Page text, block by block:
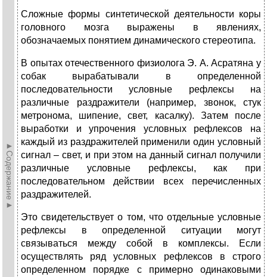
►Содержание►
Сложные формы синтетической деятельности коры
головного мозга выражены в явлениях,
обозначаемых понятием динамического стереотипа.
В опытах отечественного физиолога Э. А. Асратяна у
собак вырабатывали в определенной
последовательности условные рефлексы на
различные раздражители (например, звонок, стук
метронома, шипение, свет, касалку). Затем после
выработки и упрочения условных рефлексов на
каждый из раздражителей применили один условный
сигнал – свет, и при этом на данный сигнал получили
различные условные рефлексы, как при
последовательном действии всех перечисленных
раздражителей.
Это свидетельствует о том, что отдельные условные
рефлексы в определенной ситуации могут
связываться между собой в комплексы. Если
осуществлять ряд условных рефлексов в строго
определенном порядке с примерно одинаковыми